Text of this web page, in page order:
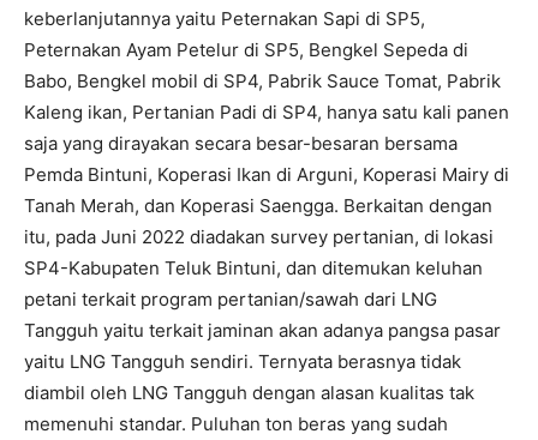
keberlanjutannya yaitu Peternakan Sapi di SP5,
Peternakan Ayam Petelur di SP5, Bengkel Sepeda di
Babo, Bengkel mobil di SP4, Pabrik Sauce Tomat, Pabrik
Kaleng ikan, Pertanian Padi di SP4, hanya satu kali panen
saja yang dirayakan secara besar-besaran bersama
Pemda Bintuni, Koperasi Ikan di Arguni, Koperasi Mairy di
Tanah Merah, dan Koperasi Saengga. Berkaitan dengan
itu, pada Juni 2022 diadakan survey pertanian, di lokasi
SP4-Kabupaten Teluk Bintuni, dan ditemukan keluhan
petani terkait program pertanian/sawah dari LNG
Tangguh yaitu terkait jaminan akan adanya pangsa pasar
yaitu LNG Tangguh sendiri. Ternyata berasnya tidak
diambil oleh LNG Tangguh dengan alasan kualitas tak
memenuhi standar. Puluhan ton beras yang sudah